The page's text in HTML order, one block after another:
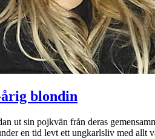
blondin
ut sin pojkvän från deras
en tid levt ett ungkarlsliv med allt